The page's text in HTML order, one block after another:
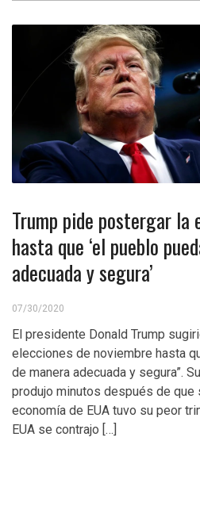
Trump pide postergar
hasta que ‘el pueblo
adecuada y segura’
07/30/2020
El presidente Donald Trump
elecciones de noviembre hasta
de manera adecuada y segura”.
produjo minutos después de que
economía de EUA tuvo su peor
EUA se contrajo […]